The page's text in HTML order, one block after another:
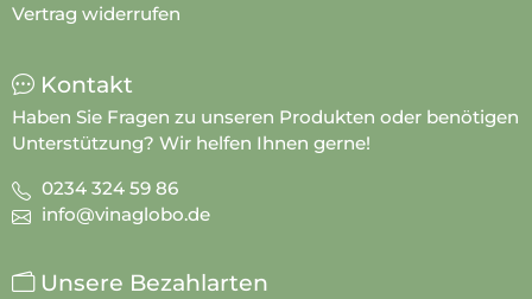
Vertrag widerrufen
Kontakt
Haben Sie Fragen zu unseren Produkten oder benötigen
Unterstützung? Wir helfen Ihnen gerne!
0234 324 59 86
info@vinaglobo.de
Unsere Bezahlarten